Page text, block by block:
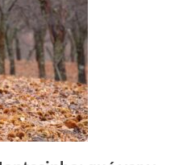
qué ver y